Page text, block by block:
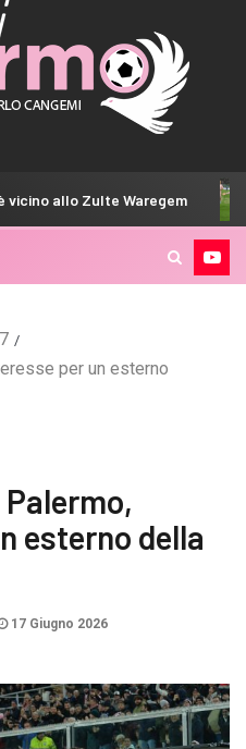
GdS – I
per un esterno
esterno della
17 Giugno 2026